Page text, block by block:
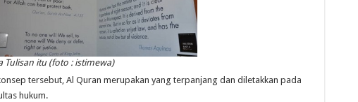
Tulisan itu (foto : istimewa)
tersebut, Al Quran merupakan yang terpanjang dan diletakkan pada
hukum.